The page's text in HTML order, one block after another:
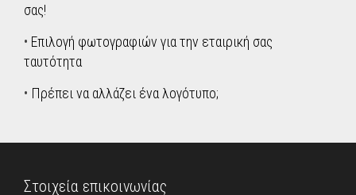
σας!
• Επιλογή φωτογραφιών για την εταιρική σας
ταυτότητα
• Πρέπει να αλλάζει ένα λογότυπο;
Στοιχεία επικοινωνίας